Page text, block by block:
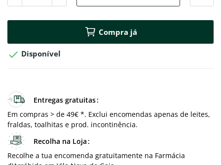
Compra já
 Disponível
Entregas gratuitas
Em compras > de 49€ *. Exclui encomendas apenas de leites,
fraldas, toalhitas e prod. incontinência.
Recolha na Loja
Recolhe a tua encomenda gratuitamente na Farmácia